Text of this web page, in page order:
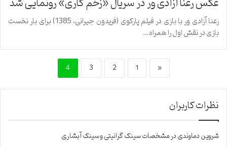
رعنا آزادی ور با بازی در فیلم پارکوی (فریدون جیرانی، 1385) برای بار نخست
بازی در نقش اول را همراه…
«
1
2
3
4
نظرات کاربران
شروین دماوندیدرمشخصات سینک گرانیتی و سینک آبشاری